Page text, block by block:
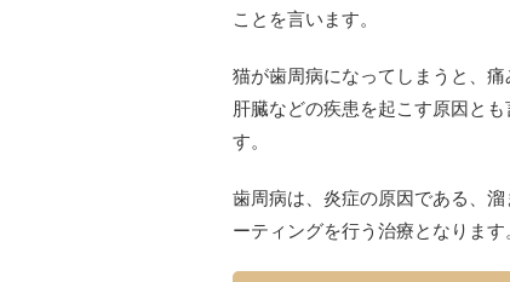
ことを言います。
猫が歯周病になってしまうと、
肝臓などの疾患を起こす原因と
す。
歯周病は、炎症の原因である、
ーティングを行う治療となります